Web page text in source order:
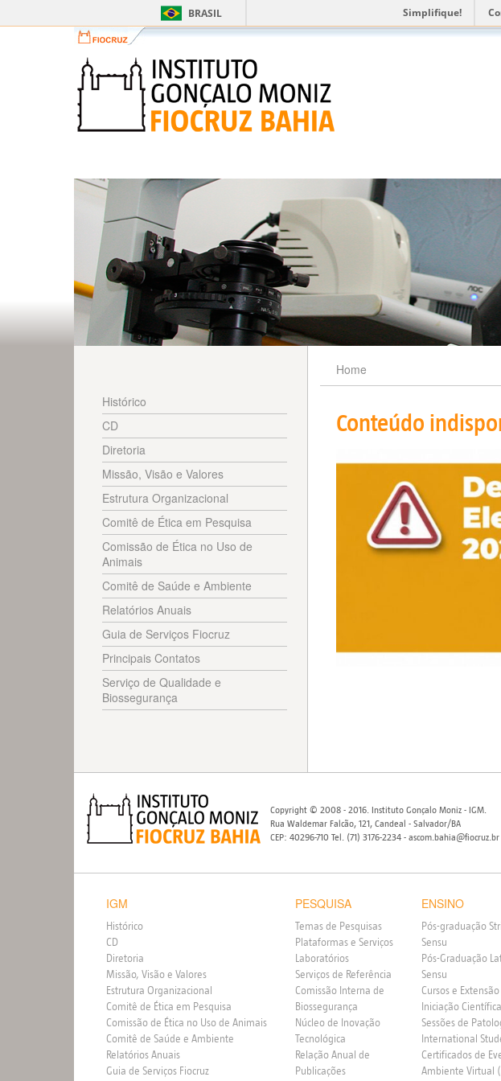
BRASIL Simplifique!
Histórico
CD
Diretoria
Missão, Visão e Valores
Estrutura Organizacional
Comitê de Ética em Pesquisa
Comissão de Ética no Uso de
Animais
Comitê de Saúde e Ambiente
Relatórios Anuais
Guia de Serviços Fiocruz
Principais Contatos
Serviço de Qualidade e
Biossegurança
Home
Conteúdo
Copyright © 2008 - 2016. Instituto Gonçalo Moniz - IGM.
Rua Waldemar Falcão, 121, Candeal - Salvador/BA
CEP: 40296-710 Tel. (71) 3176-2234 - ascom.bahia@fiocruz.br
IGM
Histórico
CD
Diretoria
Missão, Visão e Valores
Estrutura Organizacional
Comitê de Ética em Pesquisa
Comissão de Ética no Uso de Animais
Comitê de Saúde e Ambiente
Relatórios Anuais
Guia de Serviços Fiocruz
PESQUISA
Temas de Pesquisas
Plataformas e Serviços
Laboratórios
Serviços de Referência
Comissão Interna de
Biossegurança
Núcleo de Inovação
Tecnológica
Relação Anual de
Publicações
ENSINO
Pós-graduação
Sensu
Pós-Graduação
Sensu
Cursos e Extensão
Iniciação Científica
Sessões de
International
Certificados de
Ambiente Virtual